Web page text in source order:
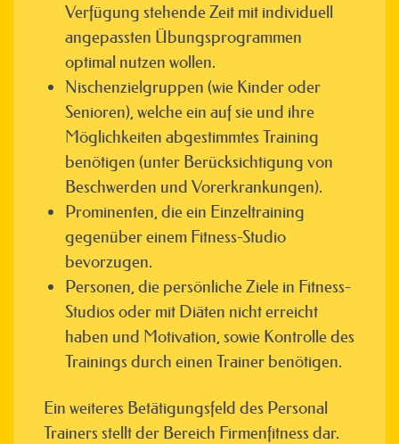
Verfügung stehende Zeit mit individuell
angepassten Übungsprogrammen
optimal nutzen wollen.
Nischenzielgruppen (wie Kinder oder
Senioren), welche ein auf sie und ihre
Möglichkeiten abgestimmtes Training
benötigen (unter Berücksichtigung von
Beschwerden und Vorerkrankungen).
Prominenten, die ein Einzeltraining
gegenüber einem Fitness-Studio
bevorzugen.
Personen, die persönliche Ziele in Fitness-
Studios oder mit Diäten nicht erreicht
haben und Motivation, sowie Kontrolle des
Trainings durch einen Trainer benötigen.
Ein weiteres Betätigungsfeld des Personal
Trainers stellt der Bereich Firmenfitness dar.